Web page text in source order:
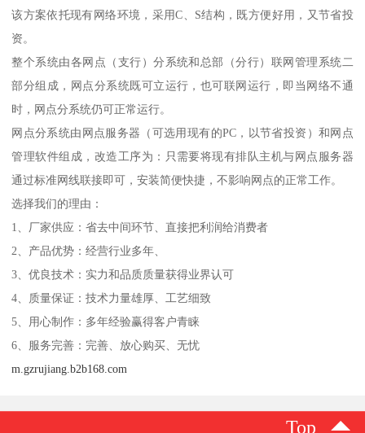
该方案依托现有网络环境，采用C、S结构，既方便好用，又节省投
资。
整个系统由各网点（支行）分系统和总部（分行）联网管理系统二
部分组成，网点分系统既可立运行，也可联网运行，即当网络不通
时，网点分系统仍可正常运行。
网点分系统由网点服务器（可选用现有的PC，以节省投资）和网点
管理软件组成，改造工序为：只需要将现有排队主机与网点服务器
通过标准网线联接即可，安装简便快捷，不影响网点的正常工作。
选择我们的理由：
1、厂家供应：省去中间环节、直接把利润给消费者
2、产品优势：经营行业多年、
3、优良技术：实力和品质质量获得业界认可
4、质量保证：技术力量雄厚、工艺细致
5、用心制作：多年经验赢得客户青睐
6、服务完善：完善、放心购买、无忧
m.gzrujiang.b2b168.com
Top